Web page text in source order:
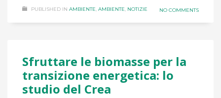
PUBLISHED IN AMBIENTE, AMBIENTE, NOTIZIE NO COMMENTS
Sfruttare le biomasse per la
transizione energetica: lo
studio del Crea